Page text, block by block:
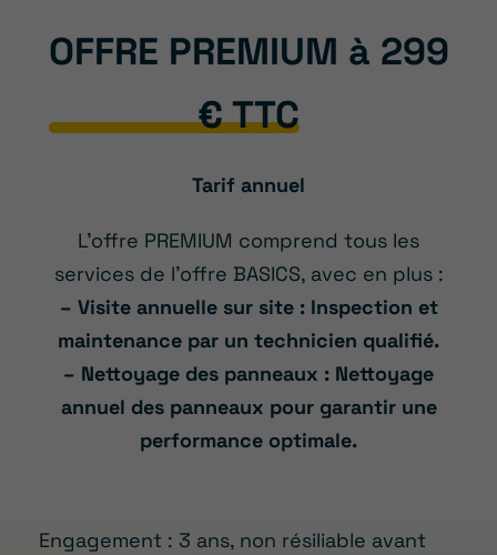
OFFRE PREMIUM à 299
€ TTC
Tarif annuel
L’offre PREMIUM comprend tous les
services de l’offre BASICS, avec en plus :
– Visite annuelle sur site : Inspection et
maintenance par un technicien qualifié.
– Nettoyage des panneaux : Nettoyage
annuel des panneaux pour garantir une
performance optimale.
Engagement : 3 ans, non résiliable avant